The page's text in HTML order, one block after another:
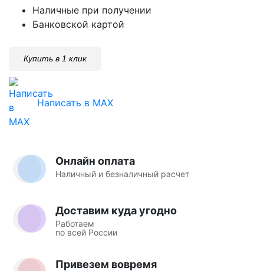
Наличные при получении
Банковской картой
Купить в 1 клик
Написать в MAX
Онлайн оплата
Наличный и безналичный расчет
Доставим куда угодно
Работаем
по всей России
Привезем вовремя